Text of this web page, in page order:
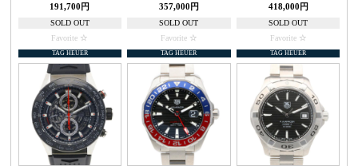
191,700円
SOLD OUT
Favorite
357,000円
SOLD OUT
Favorite
418,000円
SOLD OUT
Favorite
TAG HEUER TAG HEUER TAG HEUER